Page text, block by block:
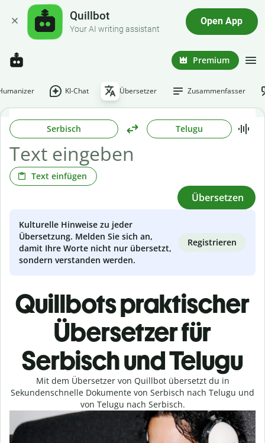
Quillbot
Your AI writing assistant
Open App
Premium
KI-Chat Übersetzer Zusammenfasser
Serbisch Telugu
Text einfügen
Übersetzen
Kulturelle Hinweise zu jeder
Übersetzung. Melden Sie sich an,
damit Ihre Worte nicht nur übersetzt,
sondern verstanden werden.
Registrieren
Quillbots praktischer
Übersetzer für
Serbisch und Telugu
Mit dem Übersetzer von Quillbot übersetzt du in
Sekundenschnelle Dokumente von Serbisch nach Telugu und
von Telugu nach Serbisch.